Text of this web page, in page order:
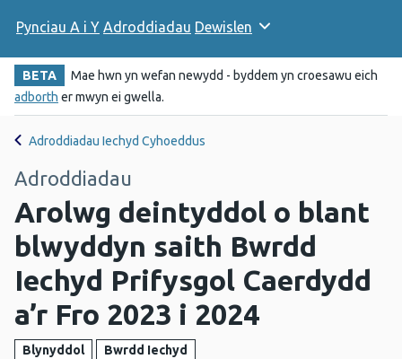
Pynciau A i Y Adroddiadau Dewislen
BETA
Mae hwn yn wefan newydd - byddem yn croesawu eich
adborth er mwyn ei gwella.
Adroddiadau Iechyd Cyhoeddus
Adroddiadau
Arolwg deintyddol o blant
blwyddyn saith Bwrdd
Iechyd Prifysgol Caerdydd
a’r Fro 2023 i 2024
Blynyddol Bwrdd Iechyd